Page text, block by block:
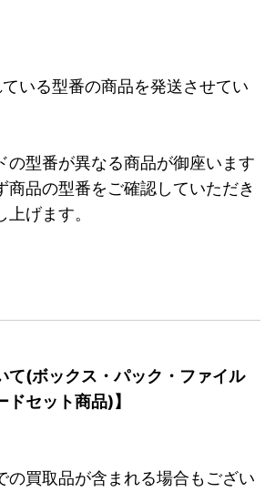
いる型番の商品を発送させてい
の型番が異なる商品が御座います
商品の型番をご確認していただき
げます。
て(ボックス・パック・ファイル
セット商品)】
の買取品が含まれる場合もござい